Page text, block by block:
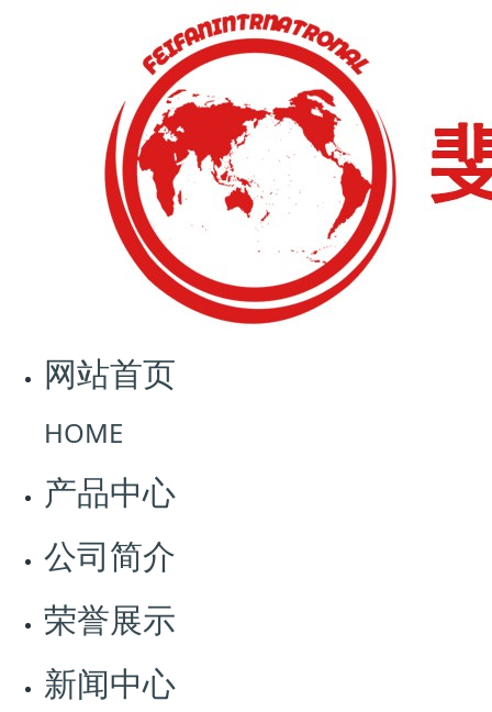
网站首页
HOME
产品中心
公司简介
荣誉展示
新闻中心
新闻中心
2022-12-01 09:31:03 2111
上获悉，目前全省纳入放心消费单位培育库已超过24万
投诉处置效能指标大幅提升，居全国前列。为打造放心
动。
自2017年起，浙江率全国之先，全面实施“放心消费在浙
管部门法定职能，浙江省创新建立放心消费单位“后评